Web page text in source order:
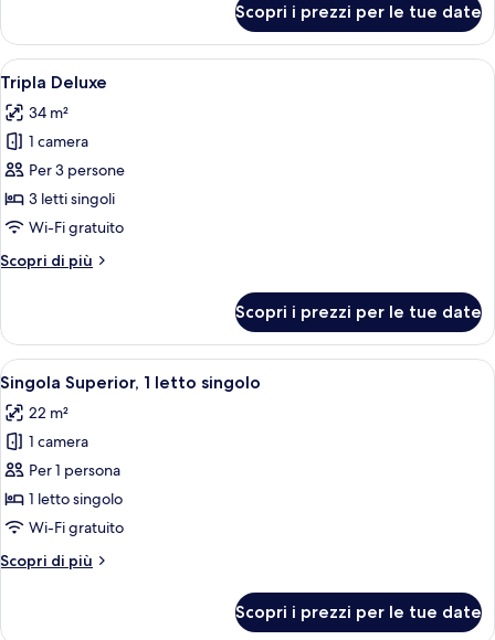
(Bigger
than
most
rooms
in
Seoul)
Superior
con
2
letti
singoli
(Bigger
than
most
rooms
in
Seoul)
Scopri i prezzi per le tue date
Apri
tutte
le
foto
per
Tripla
Deluxe
Una camera d'albergo con due letti,
5
Tripla Deluxe
34 m²
1 camera
Per 3 persone
3 letti singoli
Wi-Fi gratuito
Scopri di più
Altri
Deluxe
Scopri i prezzi per le tue date
Apri
tutte
le
foto
per
Singola
Superior,
letto
Una camera d'albergo con un letto,
4
Singola Superior, 1 letto singolo
22 m²
1 camera
Per 1 persona
1 letto singolo
Wi-Fi gratuito
Scopri di più
Altri
Scopri i prezzi per le tue date